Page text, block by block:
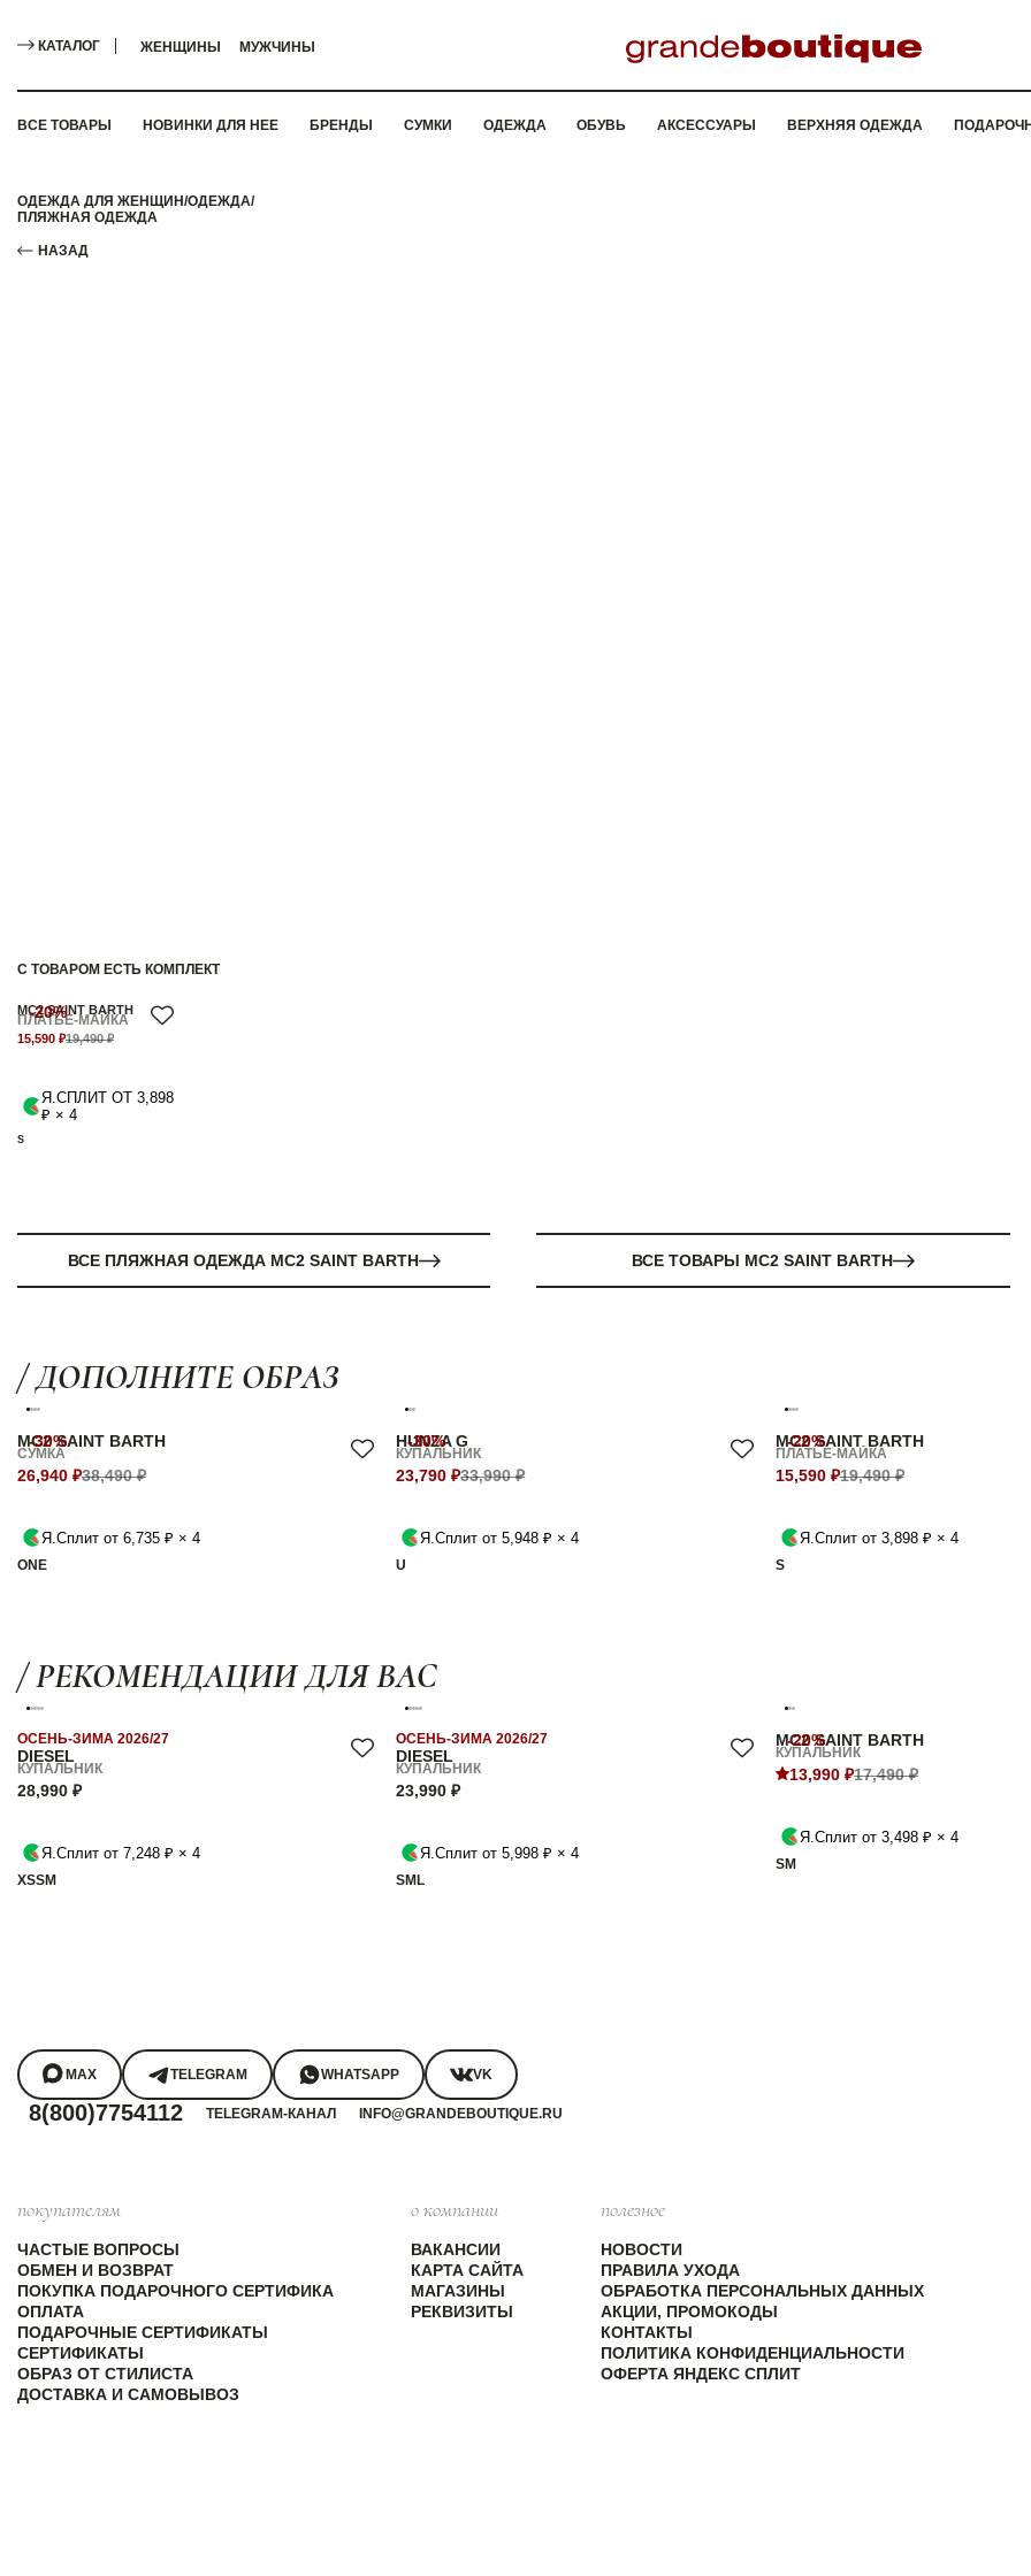
КАТАЛОГ ЖЕНЩИНЫ МУЖЧИНЫ
ВСЕ ТОВАРЫ НОВИНКИ ДЛЯ НЕЕ БРЕНДЫ СУМКИ ОДЕЖДА ОБУВЬ АКСЕССУАРЫ ВЕРХНЯЯ ОДЕЖДА
ОДЕЖДА ДЛЯ ЖЕНЩИН/ОДЕЖДА/
ПЛЯЖНАЯ ОДЕЖДА
НАЗАД
С ТОВАРОМ ЕСТЬ КОМПЛЕКТ
-20%
MC2 SAINT BARTH
ПЛАТЬЕ-МАЙКА
15,590 ₽19,490 ₽
Я.СПЛИТ ОТ 3,898
₽ × 4
S
ВСЕ ПЛЯЖНАЯ ОДЕЖДА MC2 SAINT BARTH ВСЕ ТОВАРЫ MC2 SAINT BARTH
/ ДОПОЛНИТЕ ОБРАЗ
-30%
MC2 SAINT BARTH
СУМКА
26,940 ₽38,490 ₽
Я.Сплит от 6,735 ₽ × 4
ONE
-30%
HUNZA G
КУПАЛЬНИК
23,790 ₽33,990 ₽
Я.Сплит от 5,948 ₽ × 4
U
-20%
MC2 SAINT BARTH
ПЛАТЬЕ-МАЙКА
15,590 ₽19,490 ₽
Я.Сплит от 3,898 ₽ × 4
S
/ РЕКОМЕНДАЦИИ ДЛЯ ВАС
DIESEL
ОСЕНЬ-ЗИМА 2026/27
КУПАЛЬНИК
28,990 ₽
Я.Сплит от 7,248 ₽ × 4
XSSM
DIESEL
ОСЕНЬ-ЗИМА 2026/27
КУПАЛЬНИК
23,990 ₽
Я.Сплит от 5,998 ₽ × 4
SM L
-20%
MC2 SAINT BARTH
КУПАЛЬНИК
13,990 ₽17,490 ₽
Я.Сплит от 3,498 ₽ × 4
SM
MAX TELEGRAM WHATSAPP VK
8(800)7754112 TELEGRAM-КАНАЛ INFO@GRANDEBOUTIQUE.RU
покупателям
ЧАСТЫЕ ВОПРОСЫ
ОБМЕН И ВОЗВРАТ
ПОКУПКА ПОДАРОЧНОГО СЕРТИФИКА
ОПЛАТА
ПОДАРОЧНЫЕ СЕРТИФИКАТЫ
СЕРТИФИКАТЫ
ОБРАЗ ОТ СТИЛИСТА
ДОСТАВКА И САМОВЫВОЗ
о компании
ВАКАНСИИ
КАРТА САЙТА
МАГАЗИНЫ
РЕКВИЗИТЫ
полезное
НОВОСТИ
ПРАВИЛА УХОДА
ОБРАБОТКА ПЕРСОНАЛЬНЫХ ДАННЫХ
АКЦИИ, ПРОМОКОДЫ
КОНТАКТЫ
ПОЛИТИКА КОНФИДЕНЦИАЛЬНОСТИ
ОФЕРТА ЯНДЕКС СПЛИТ